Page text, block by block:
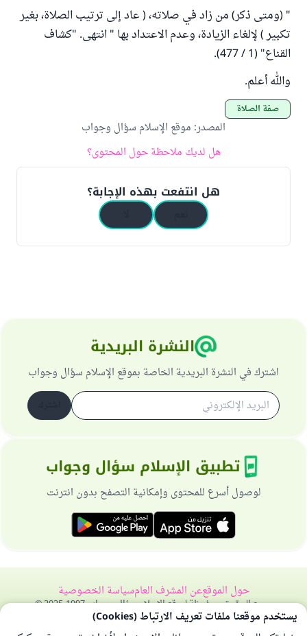
" (ومتى ذكر) من زاد في صلاته، ( عاد إلى ترتيب الصلاة، بغير
تكبير ) لإلغاء الزيادة، وعدم الاعتداد بها " انتهى. "كشاف
القناع" (1 / 477).
والله أعلم.
صفة الصلاة
المصدر: موقع الإسلام سؤال وجواب
هل لديك ملاحظة حول المحتوى؟
هل انتفعت بهذه الإجابة؟
النشرة البريدية
اشترك في النشرة البريدية الخاصة بموقع الإسلام سؤال وجواب
تطبيق الإسلام سؤال وجواب
لوصول أسرع للمحتوى وإمكانية التصفح بدون انترنت
حول الموقععن المشرف العامسياسة الخصوصية
جميع الحقوق محفوظة لموقع الإسلام سؤال وجواب 1997-2025 ©
يستخدم موقعنا ملفات تعريف الارتباط (Cookies)